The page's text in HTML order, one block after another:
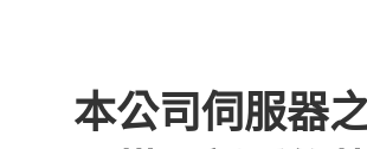
本公司伺服器